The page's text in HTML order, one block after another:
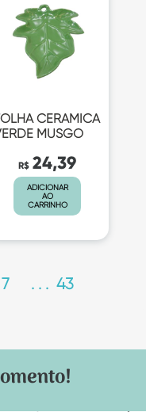
CERAMICA
MUSGO
R$ 24,39
ADICIONAR
AO
CARRINHO
7 . . . 43